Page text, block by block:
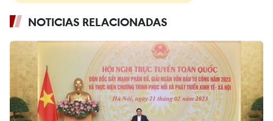
NOTICIAS RELACIONADAS